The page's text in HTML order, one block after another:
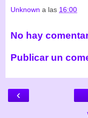
Unknown a las 16:00
No hay
Publicar un
‹